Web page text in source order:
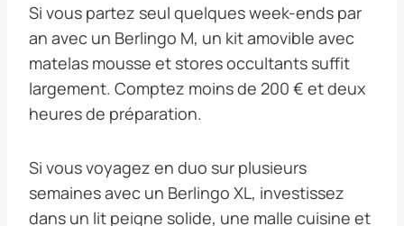
Si vous partez seul quelques week-ends par
an avec un Berlingo M, un kit amovible avec
matelas mousse et stores occultants suffit
largement. Comptez moins de 200 € et deux
heures de préparation.
Si vous voyagez en duo sur plusieurs
semaines avec un Berlingo XL, investissez
dans un lit peigne solide, une malle cuisine et